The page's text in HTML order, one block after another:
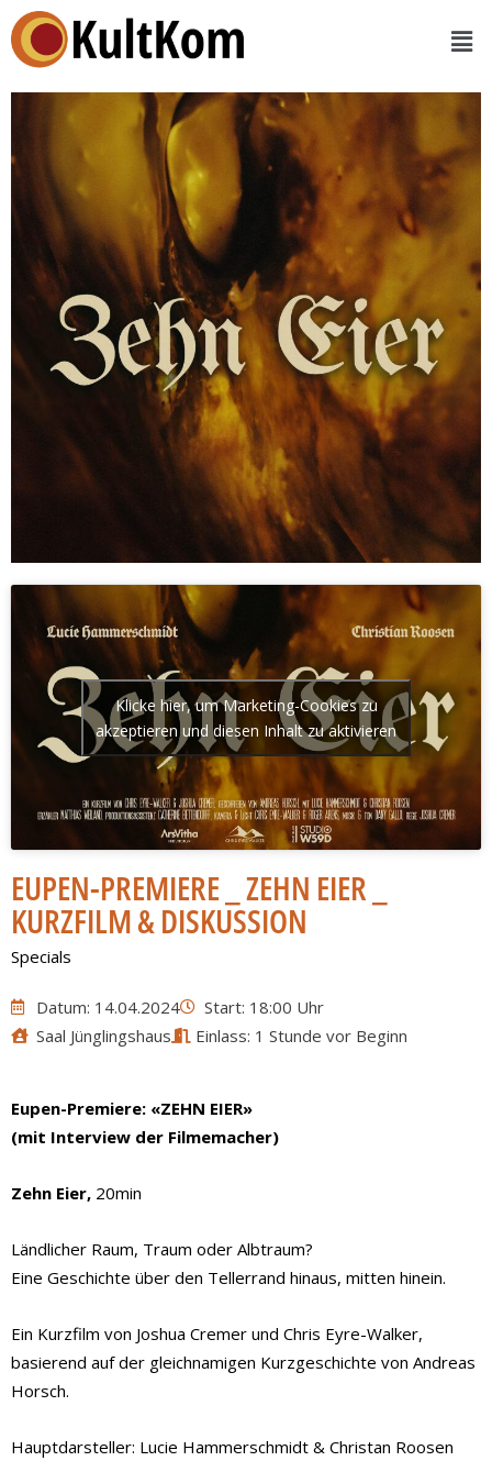
Klicke hier, um Marketing-Cookies zu
akzeptieren und diesen Inhalt zu aktivieren
EUPEN-PREMIERE _ ZEHN EIER _
KURZFILM & DISKUSSION
Specials
Datum: 14.04.2024
Start: 18:00 Uhr
Saal Jünglingshaus
Einlass: 1 Stunde vor Beginn
Eupen-Premiere: «ZEHN EIER»
(mit Interview der Filmemacher)
Zehn Eier, 20min
Ländlicher Raum, Traum oder Albtraum?
Eine Geschichte über den Tellerrand hinaus, mitten hinein.
Ein Kurzfilm von Joshua Cremer und Chris Eyre-Walker,
basierend auf der gleichnamigen Kurzgeschichte von Andreas
Horsch.
Hauptdarsteller: Lucie Hammerschmidt & Christan Roosen